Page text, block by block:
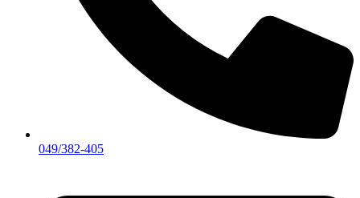
049/382-405